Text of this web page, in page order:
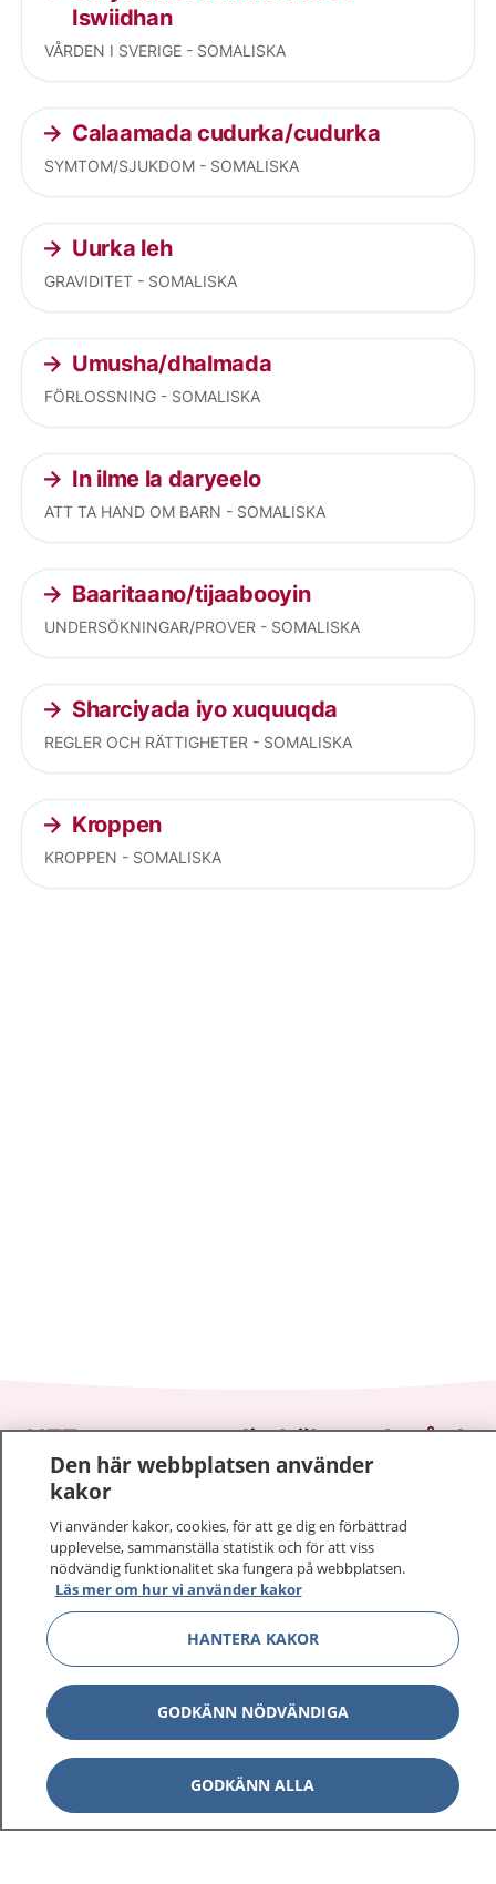
Iswiidhan
VÅRDEN I SVERIGE - SOMALISKA
Calaamada cudurka/cudurka
SYMTOM/SJUKDOM - SOMALISKA
Uurka leh
GRAVIDITET - SOMALISKA
Umusha/dhalmada
FÖRLOSSNING - SOMALISKA
In ilme la daryeelo
ATT TA HAND OM BARN - SOMALISKA
Baaritaano/tijaabooyin
UNDERSÖKNINGAR/PROVER - SOMALISKA
Sharciyada iyo xuquuqda
REGLER OCH RÄTTIGHETER - SOMALISKA
Kroppen
KROPPEN - SOMALISKA
1177–tryggt om din hälsa och vård
På 1177.se får du råd om hälsa och information om
sjukdomar och vilka mottagningar du kan kontakta.
Logga in för att läsa din journal och göra dina
vårdärenden. Ring telefonnummer 1177 för
sjukvårdsrådgivning dygnet runt.
1177 ger dig råd när du vill må bättre.
1177 på flera språk Show
Om 1177 Show
Den här webbplatsen använder
kakor
Vi använder kakor, cookies, för att ge dig en förbättrad
upplevelse, sammanställa statistik och för att viss
nödvändig funktionalitet ska fungera på webbplatsen.
Läs mer om hur vi använder kakor
HANTERA KAKOR
GODKÄNN NÖDVÄNDIGA
GODKÄNN ALLA